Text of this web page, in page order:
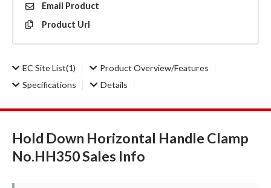
Email Product
Product Url
EC Site List(1)
Product Overview/Features
Specifications
Details
Hold Down Horizontal Handle Clamp
No.HH350 Sales Info